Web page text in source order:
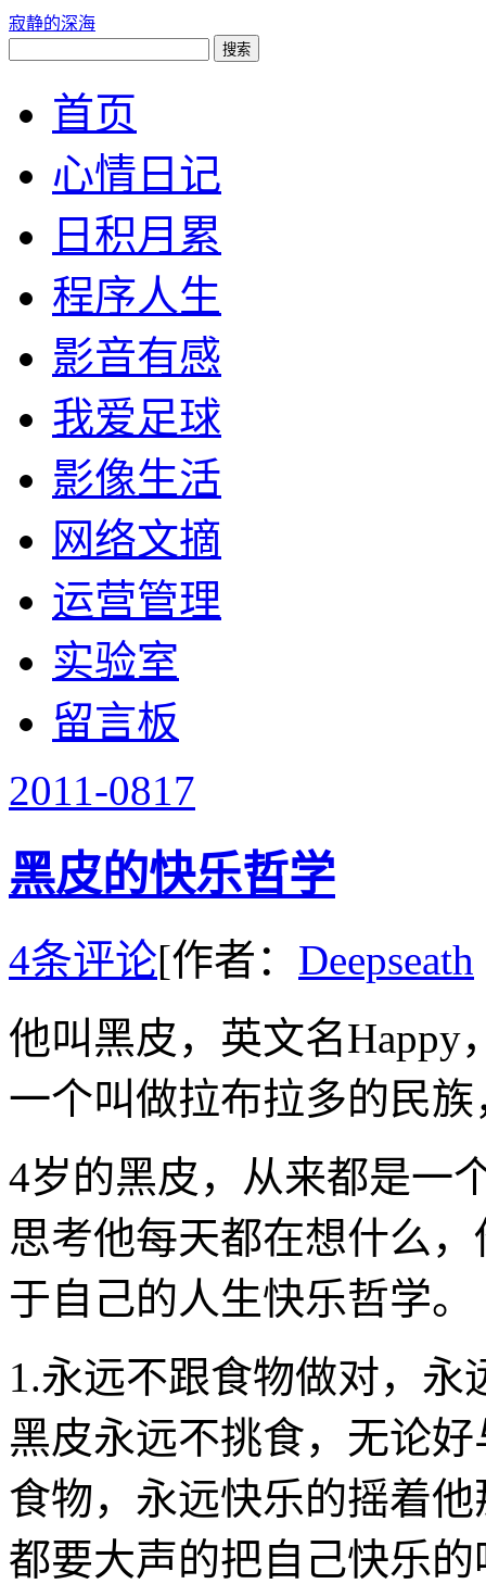
寂静的深海
首页
心情日记
日积月累
程序人生
影音有感
我爱足球
影像生活
网络文摘
运营管理
实验室
留言板
2011-0817
黑皮的快乐哲学
4条评论[作者： Deepseath
他叫黑皮，英文名
一个叫做拉布拉多的民
4岁的黑皮，从来都是一
思考他每天都在想什么
于自己的人生快乐哲学。
1.永远不跟食物做对，
黑皮永远不挑食，无论
食物，永远快乐的摇着
都要大声的把自己快乐